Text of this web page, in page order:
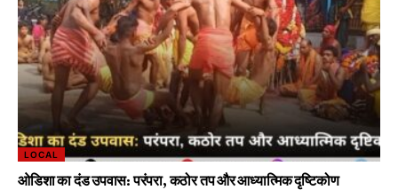
LOCAL
ओडिशा का दंड उपवास: परंपरा, कठोर तप और आध्यात्मिक दृष्टिकोण